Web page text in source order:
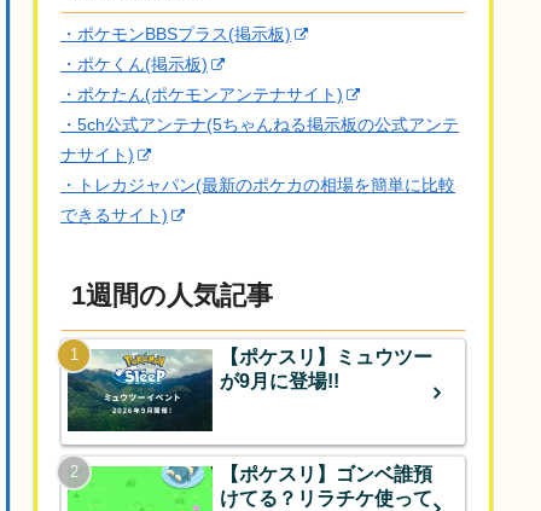
・ポケモンBBSプラス(掲示板)
・ポケくん(掲示板)
・ポケたん(ポケモンアンテナサイト)
・5ch公式アンテナ(5ちゃんねる掲示板の公式アンテ
ナサイト)
・トレカジャパン(最新のポケカの相場を簡単に比較
できるサイト)
1週間の人気記事
【ポケスリ】ミュウツー
が9月に登場!!
【ポケスリ】ゴンベ誰預
けてる？リラチケ使って